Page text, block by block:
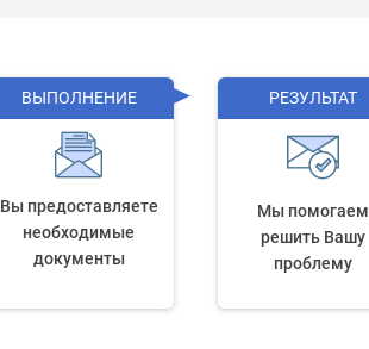
ВЫПОЛНЕНИЕ
Вы предоставляете
необходимые
документы
РЕЗУЛЬТАТ
Мы помогаем
решить Вашу
проблему